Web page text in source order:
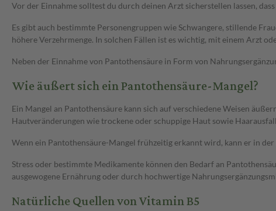
Vor der Einnahme solltest du durch deinen Arzt sicherstellen lassen,
Es gibt auch bestimmte Personengruppen wie Schwangere, stillende
höhere Verzehrmenge. In solchen Fällen ist es wichtig, mit einem Arzt
Neben der Einnahme von Pantothensäure in Form von
Wie äußert sich ein Pantothensäure-Mangel?
Ein Mangel an Pantothensäure kann sich auf verschiedene Weisen
Hautveränderungen wie trockene oder schuppige Haut sowie
Wenn ein Pantothensäure-Mangel frühzeitig erkannt wird, kann er in
Stress oder bestimmte Medikamente können den Bedarf an
ausgewogene Ernährung oder durch hochwertige
Natürliche Quellen von Vitamin B5